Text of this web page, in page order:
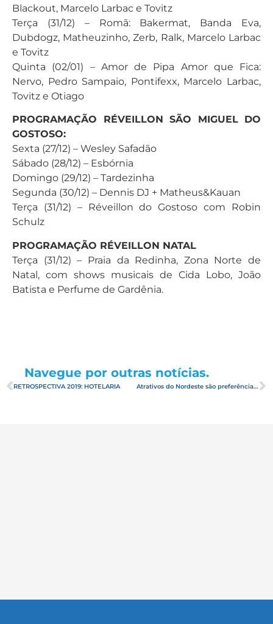
Blackout, Marcelo Larbac e Tovitz
Terça (31/12) – Romã: Bakermat, Banda Eva,
Dubdogz, Matheuzinho, Zerb, Ralk, Marcelo Larbac
e Tovitz
Quinta (02/01) – Amor de Pipa Amor que Fica:
Nervo, Pedro Sampaio, Pontifexx, Marcelo Larbac,
Tovitz e Otiago
PROGRAMAÇÃO RÉVEILLON SÃO MIGUEL DO
GOSTOSO:
Sexta (27/12) – Wesley Safadão
Sábado (28/12) – Esbórnia
Domingo (29/12) – Tardezinha
Segunda (30/12) – Dennis DJ + Matheus&Kauan
Terça (31/12) – Réveillon do Gostoso com Robin
Schulz
PROGRAMAÇÃO RÉVEILLON NATAL
Terça (31/12) – Praia da Redinha, Zona Norte de
Natal, com shows musicais de Cida Lobo, João
Batista e Perfume de Gardênia.
Navegue por outras notícias.
RETROSPECTIVA 2019: HOTELARIA Atrativos do Nordeste são preferência de turistas do Sul no verão